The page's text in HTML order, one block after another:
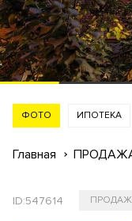
ФОТО ИПОТЕКА
Главная
ID:547614